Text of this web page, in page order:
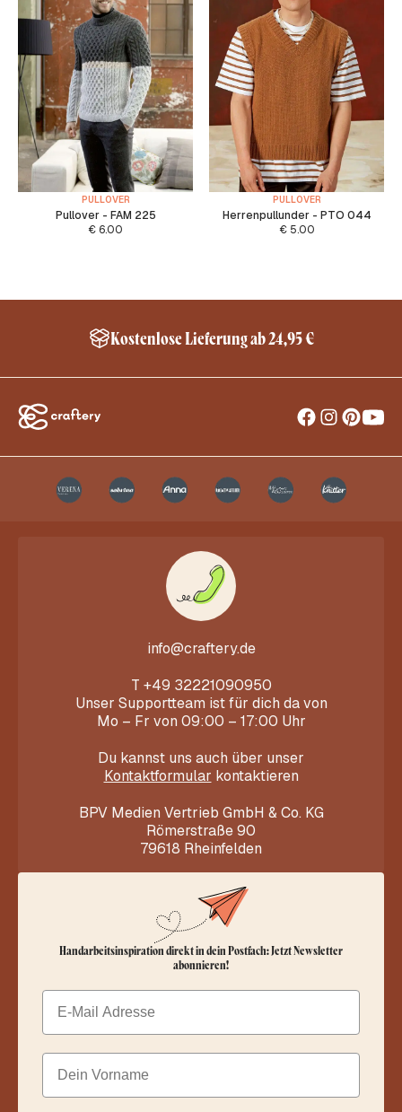
PULLOVER
Pullover - FAM 225
€ 6.00
PULLOVER
Herrenpullunder - PTO 044
€5.00
Kostenlose Lieferung ab 24,95 €
info@craftery.de
T +49 32221090950
Unser Supportteam ist für dich da von
Mo – Fr von 09:00 – 17:00 Uhr
Du kannst uns auch über unser
Kontaktformular kontaktieren
BPV Medien Vertrieb GmbH & Co. KG
Römerstraße 90
79618 Rheinfelden
Handarbeitsinspiration direkt in dein Postfach: Jetzt Newsletter
abonnieren!
Email
Dein Vorname